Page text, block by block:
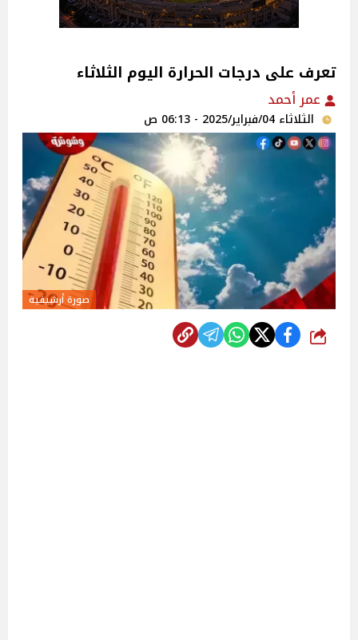
تعرف على درجات الحرارة اليوم الثلاثاء
عمر أحمد
الثلاثاء 04/فبراير/2025 - 06:13 ص
صورة أرشيفية
شارك